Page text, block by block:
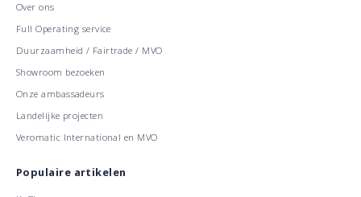
Over ons
Full Operating service
Duurzaamheid / Fairtrade / MVO
Showroom bezoeken
Onze ambassadeurs
Landelijke projecten
Veromatic International en MVO
Populaire artikelen